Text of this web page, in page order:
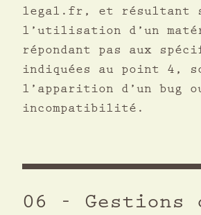
legal.fr, et résultant
l’utilisation d’un
répondant pas aux
indiquées au point 4,
l’apparition d’un bug
incompatibilité.
06 - Gestions